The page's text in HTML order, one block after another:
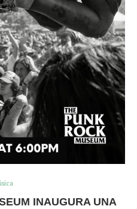
INAUGURA UNA